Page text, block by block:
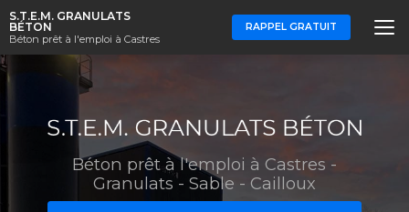
Aller
au
contenu
principal
S.T.E.M. GRANULATS
BÉTON
Béton prêt à l'emploi à Castres
RAPPEL GRATUIT
Béton prêt à l'emploi à Castres -
Granulats - Sable - Cailloux